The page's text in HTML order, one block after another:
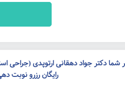
شما دکتر جواد دهقانی ارتوپدی (جراحی
رایگان رزرو نوبت